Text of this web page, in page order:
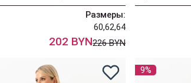
Размеры:
60,62,64
202 BYN226 BYN
9%